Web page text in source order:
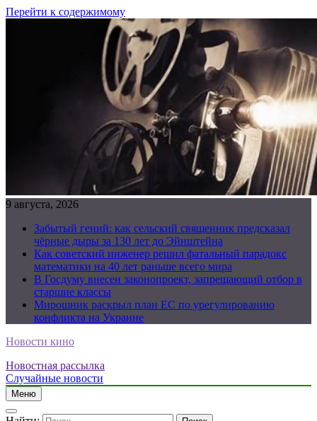
Перейти к содержимому
9 августа, 2026
Забытый гений: как сельский священник предсказал
чёрные дыры за 130 лет до Эйнштейна
Как советский инженер решил фатальный парадокс
математики на 40 лет раньше всего мира
В Госдуму внесен законопроект, запрещающий отбор в
старшие классы
Мирошник раскрыл план ЕС по урегулированию
конфликта на Украине
Новости кино
Новостная рассылка
Случайные новости
Меню